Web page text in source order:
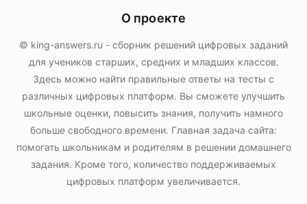
О проекте
© king-answers.ru - сборник решений цифровых заданий
для учеников старших, средних и младших классов.
Здесь можно найти правильные ответы на тесты с
различных цифровых платформ. Вы сможете улучшить
школьные оценки, повысить знания, получить намного
больше свободного времени. Главная задача сайта:
помогать школьникам и родителям в решении домашнего
задания. Кроме того, количество поддерживаемых
цифровых платформ увеличивается.